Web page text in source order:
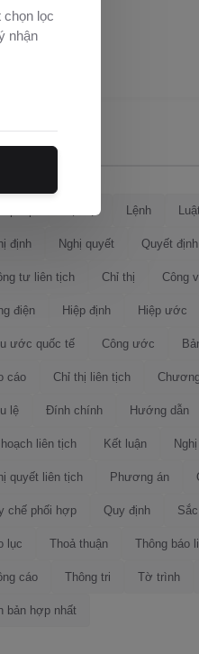
văn bản
Lệnh
định Nghị quyết Quyết định
tư liên tịch Chỉ thị Công
điện Hiệp định Hiệp ước
ước quốc tế Công ước
cáo Chỉ thị liên tịch
lệ Đính chính Hướng dẫn
liên tịch Kết luận
quyết liên tịch Phương án
chế phối hợp Quy định
lục Thoả thuận Thông báo
cáo Thông tri Tờ trình
bản hợp nhất
chọn lọc
nhận